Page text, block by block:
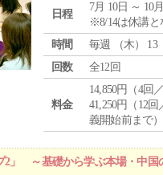
日程
7月 10日 ～ 10
※8/14は休講と
時間
毎週 （木） 13
回数
全12回
料金
14,850円（4回
41,250円（12
義開始前まで）
2」 ～基礎から学ぶ本場・中国